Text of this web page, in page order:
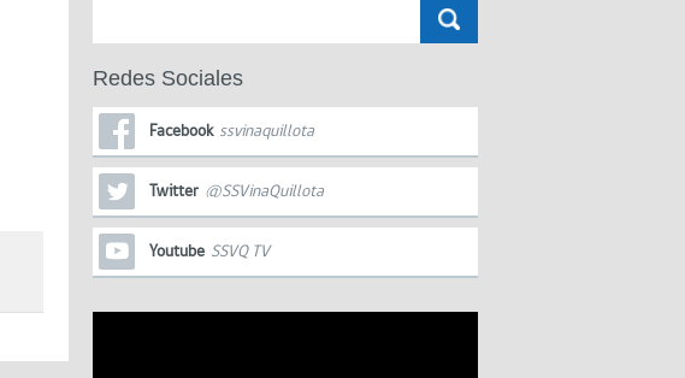
Redes Sociales
Facebook ssvinaquillota
Twitter @SSVinaQuillota
Youtube SSVQ TV